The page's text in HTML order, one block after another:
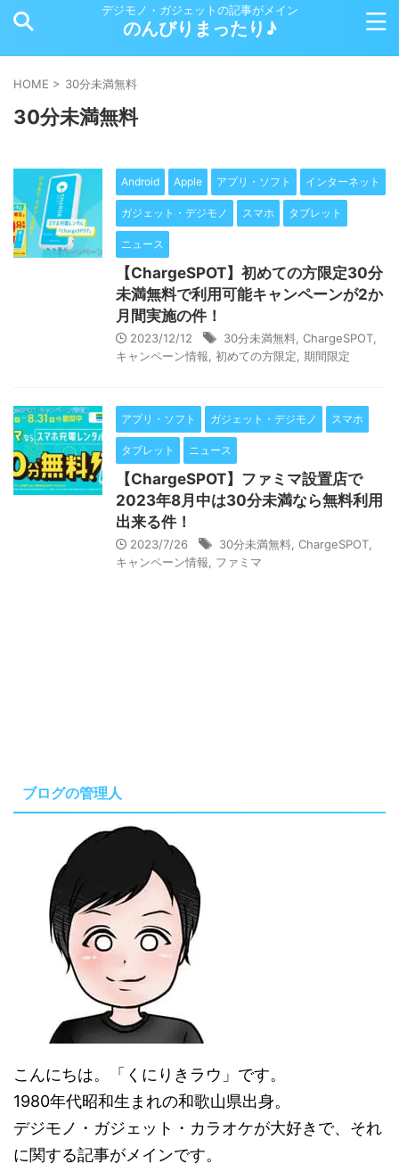
デジモノ・ガジェットの記事がメイン
のんびりまったり♪
HOME > 30分未満無料
30分未満無料
Android Apple アプリ・ソフト インターネット
ガジェット・デジモノ スマホ タブレット
ニュース
【ChargeSPOT】初めての方限定30分
未満無料で利用可能キャンペーンが2か
月間実施の件！
2023/12/12 30分未満無料 ChargeSPOT
キャンペーン情報 初めての方限定 期間限定
アプリ・ソフト ガジェット・デジモノ スマホ
タブレット ニュース
【ChargeSPOT】ファミマ設置店で
2023年8月中は30分未満なら無料利用
出来る件！
2023/7/26 30分未満無料 ChargeSPOT
キャンペーン情報
ファミマ
ブログの管理人
こんにちは。「くにりきラウ」です。
1980年代昭和生まれの和歌山県出身。
デジモノ・ガジェット・カラオケが大好きで、それ
に関する記事がメインです。